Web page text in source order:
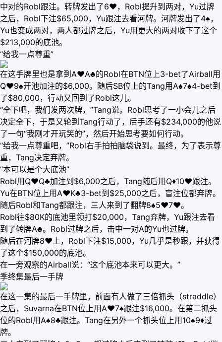
中对的Robl跟注。转牌发出了6♥，Robl提升到两对，Yu过牌
之后，Robl下注$65,000，Yu跟注去看河牌。河牌发出了4♠，
Yu也变成两对，两人都过牌之后，Yu用更大的两对收下了这个
$213,000的底池。
“给我一点尊重”
在这手牌里也是拿到A♥A♣的Robl在BTN位上3-bet了Airball用
Q♥9♠开池加注的$6,000。随后SB位上的Tang用A♠7♠4-bet到
了$80,000，行动又回到了Robl这儿。
“全下吧，我们发两次牌，”Tang说。Robl思考了一小会儿之后
决定全下，于是又轮到Tang行动了，后手还有$234,000的他说
了一句“我刚才开玩笑的”，然后开始思考要如何行动。
“给我一点尊重吧，”Robl右手拍拍脑袋说到。最终，为了表示尊
重，Tang决定弃牌。
“本可以是个大底池”
Robl用Q♥Q♣加注到$6,000之后，Tang随后用Q♦10♥跟注。
Yu在BTN位上用A♥K♣3-bet到$25,000之后，盲注位都弃牌。
随后Robl和Tang都跟注，三人来到了翻牌8♠5♥7♥。
Robl往$80K的底池里领打$20,000，Tang弃牌，Yu跟注去看
到了转牌A♣。Robl过牌之后，击中一对A的Yu也过牌。
随后在河牌8♥上，Robl下注$15,000，Yu几乎是秒跟，并获得
了这个$150,000的底池。
在一旁观察的Airball说：“这个底池本来可以更大。”
季终集最后一手牌
在这一集的最后一手牌里，前面有人做了三倍抓头（straddle）
之后，Suvarna在BTN位上用A♥7♠跟注$16,000。在第二抓头
位的Robl用A♠8♣跟注。Tang在另外一个抓头位上用10♠9♦过
牌。